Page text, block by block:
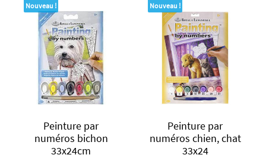
Nouveau !
Peinture par
numéros bichon
33x24cm
Nouveau !
Peinture par
numéros chien, chat
33x24